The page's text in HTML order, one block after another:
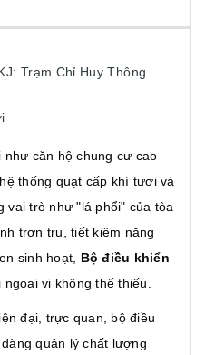
Trạm Chỉ Huy Thông
căn hộ chung cư cao
thống quạt cấp khí tươi và
vai trò như "lá phổi" của tòa
trơn tru, tiết kiệm năng
sinh hoạt, Bộ điều khiển
ngoại vi không thể thiếu.
đại, trực quan, bộ điều
quản lý chất lượng